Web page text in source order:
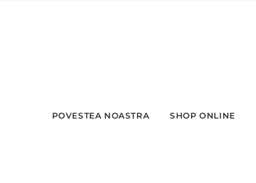
POVESTEA NOASTRA SHOP ONLINE